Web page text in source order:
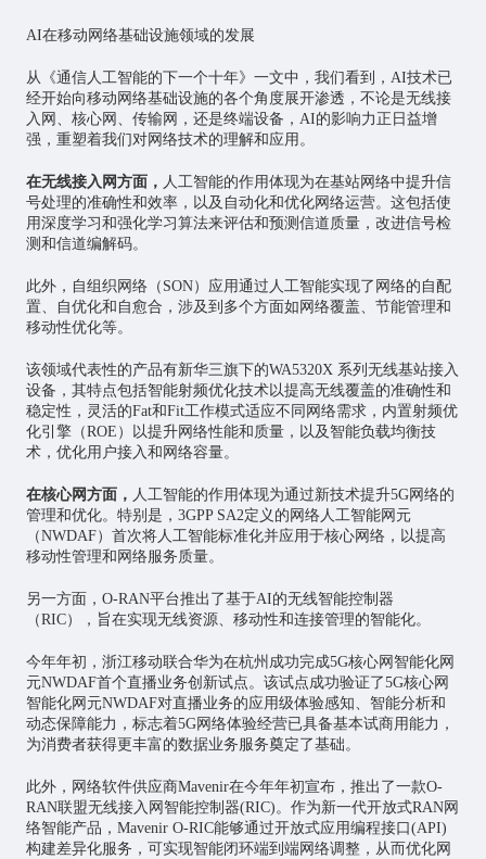
AI在移动网络基础设施领域的发展
从《通信人工智能的下一个十年》一文中，我们看到，AI技术已
经开始向移动网络基础设施的各个角度展开渗透，不论是无线接
入网、核心网、传输网，还是终端设备，AI的影响力正日益增
强，重塑着我们对网络技术的理解和应用。
在无线接入网方面， 人工智能的作用体现为在基站网络中提升信
号处理的准确性和效率，以及自动化和优化网络运营。这包括使
用深度学习和强化学习算法来评估和预测信道质量，改进信号检
测和信道编解码。
此外，自组织网络（SON）应用通过人工智能实现了网络的自配
置、自优化和自愈合，涉及到多个方面如网络覆盖、节能管理和
移动性优化等。
该领域代表性的产品有新华三旗下的WA5320X 系列无线基站接入
设备，其特点包括智能射频优化技术以提高无线覆盖的准确性和
稳定性，灵活的Fat和Fit工作模式适应不同网络需求，内置射频优
化引擎（ROE）以提升网络性能和质量，以及智能负载均衡技
术，优化用户接入和网络容量。
在核心网方面， 人工智能的作用体现为通过新技术提升5G网络的
管理和优化。特别是，3GPP SA2定义的网络人工智能网元
（NWDAF）首次将人工智能标准化并应用于核心网络，以提高
移动性管理和网络服务质量。
另一方面，O-RAN平台推出了基于AI的无线智能控制器
（RIC），旨在实现无线资源、移动性和连接管理的智能化。
今年年初，浙江移动联合华为在杭州成功完成5G核心网智能化网
元NWDAF首个直播业务创新试点。该试点成功验证了5G核心网
智能化网元NWDAF对直播业务的应用级体验感知、智能分析和
动态保障能力，标志着5G网络体验经营已具备基本试商用能力，
为消费者获得更丰富的数据业务服务奠定了基础。
此外，网络软件供应商Mavenir在今年年初宣布，推出了一款O-
RAN联盟无线接入网智能控制器(RIC)。作为新一代开放式RAN网
络智能产品，Mavenir O-RIC能够通过开放式应用编程接口(API)
构建差异化服务，可实现智能闭环端到端网络调整，从而优化网